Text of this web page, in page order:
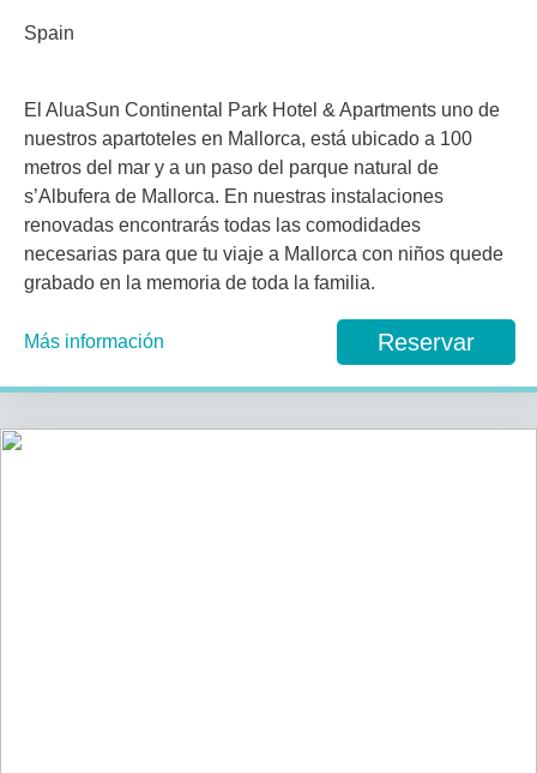
Spain
El AluaSun Continental Park Hotel & Apartments uno de
nuestros apartoteles en Mallorca, está ubicado a 100
metros del mar y a un paso del parque natural de
s’Albufera de Mallorca. En nuestras instalaciones
renovadas encontrarás todas las comodidades
necesarias para que tu viaje a Mallorca con niños quede
grabado en la memoria de toda la familia.
Más información Reservar